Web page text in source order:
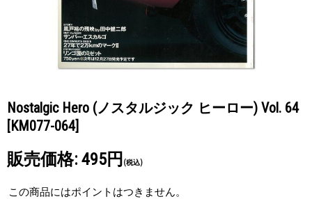
Nostalgic Hero (ノスタルジック ヒーロー) Vol. 64
[KM077-064]
販売価格: 495円 (税込)
この商品にはポイントはつきません。